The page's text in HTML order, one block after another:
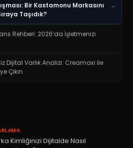
Bir Kastamonu Markasını
Taşıdık?
←
Rehberi: 2026’da İşletmenizi
Dijital Varlık Analizi: Creamaxi ile
Çıkın
Kimliğinizi Dijitalde Nasıl